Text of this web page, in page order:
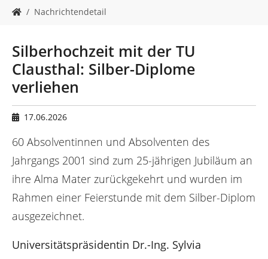
i
i
n
h
i
e
:
Nachrichtendetail
Silberhochzeit mit der TU
Clausthal: Silber-Diplome
verliehen
17.06.2026
60 Absolventinnen und Absolventen des
Jahrgangs 2001 sind zum 25-jährigen Jubiläum an
ihre Alma Mater zurückgekehrt und wurden im
Rahmen einer Feierstunde mit dem Silber-Diplom
ausgezeichnet.
Universitätspräsidentin Dr.-Ing. Sylvia